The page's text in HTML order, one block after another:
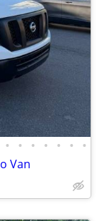
• • • • • • •
Van